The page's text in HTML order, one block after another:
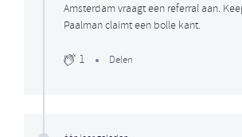
Amsterdam vraagt een referral aan.
Paalman claimt een bolle kant.
1 Delen